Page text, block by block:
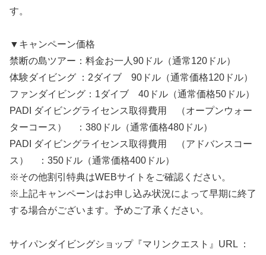
す。
▼キャンペーン価格
禁断の島ツアー：料金お一人90ドル（通常120ドル）
体験ダイビング ：2ダイブ 90ドル（通常価格120ドル）
ファンダイビング：1ダイブ 40ドル（通常価格50ドル）
PADI ダイビングライセンス取得費用 （オープンウォー
ターコース） ：380ドル（通常価格480ドル）
PADI ダイビングライセンス取得費用 （アドバンスコー
ス） ：350ドル（通常価格400ドル）
※その他割引特典はWEBサイトをご確認ください。
※上記キャンペーンはお申し込み状況によって早期に終了
する場合がございます。予めご了承ください。
サイパンダイビングショップ『マリンクエスト』URL ：